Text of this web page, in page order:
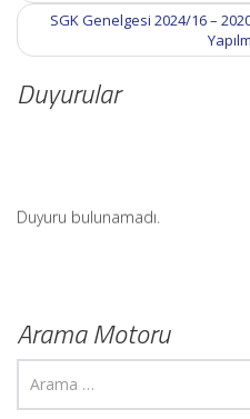
SGK Genelgesi 2024/16 –
Duyurular
Duyuru bulunamadı.
Arama Motoru